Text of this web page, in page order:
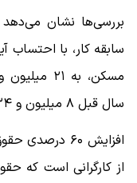
بررسی‌ها نشان
سابقه کار، با احتساب
سال قبل ۸ میلیون و ۳۳۴ هزار تومان افزایش داشته است.
از کارگرانی است که